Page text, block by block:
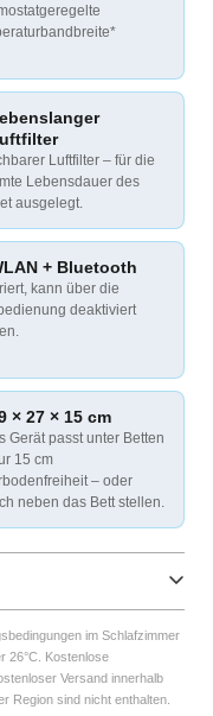
Luftfilter – für die
Lebensdauer des
ausgelegt.
+ Bluetooth
kann über die
deaktiviert
× 27 × 15 cm
Gerät passt unter Betten
15 cm
– oder
neben das Bett stellen.
26,7 cm B × 14,6 cm
Unterbodenfreiheit,
im Schlafzimmer
26°C. Kostenlose
Versand innerhalb
Region sind nicht enthalten.